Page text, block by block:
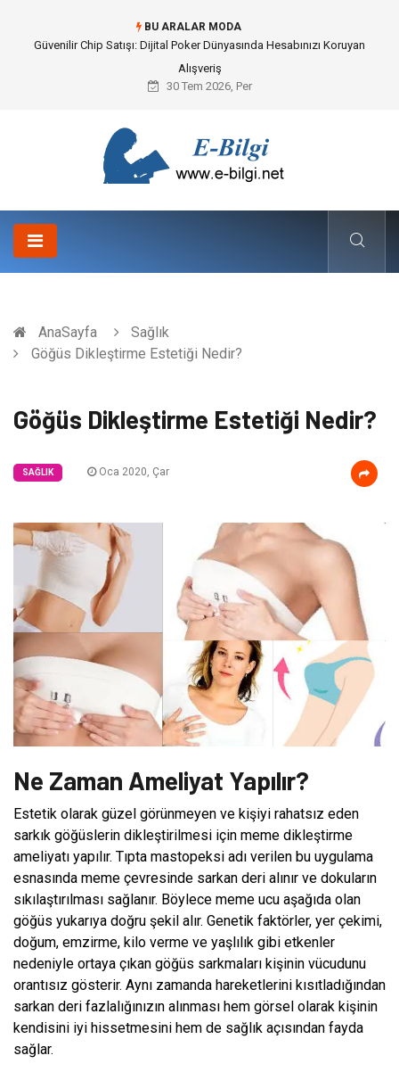
BU ARALAR MODA
Bahçe Çiti Kültürü ve Modern Peyzaj Mimarisindeki Hayati Rolü
30 Tem 2026, Per
AnaSayfa
Sağlık
Göğüs Dikleştirme Estetiği Nedir?
Göğüs Dikleştirme Estetiği Nedir?
SAĞLIK Oca 2020, Çar
Ne Zaman Ameliyat Yapılır?
Estetik olarak güzel görünmeyen ve kişiyi rahatsız eden
sarkık göğüslerin dikleştirilmesi için meme dikleştirme
ameliyatı yapılır. Tıpta mastopeksi adı verilen bu uygulama
esnasında meme çevresinde sarkan deri alınır ve dokuların
sıkılaştırılması sağlanır. Böylece meme ucu aşağıda olan
göğüs yukarıya doğru şekil alır. Genetik faktörler, yer çekimi,
doğum, emzirme, kilo verme ve yaşlılık gibi etkenler
nedeniyle ortaya çıkan göğüs sarkmaları kişinin vücudunu
orantısız gösterir. Aynı zamanda hareketlerini kısıtladığından
sarkan deri fazlalığınızın alınması hem görsel olarak kişinin
kendisini iyi hissetmesini hem de sağlık açısından fayda
sağlar.